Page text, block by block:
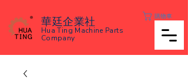
華廷企業社
Hua Ting Machine Parts
Company
購物車